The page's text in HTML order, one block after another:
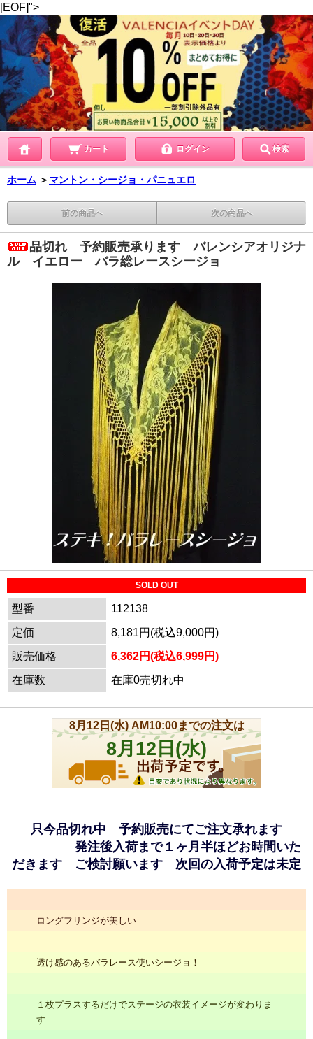
[EOF]">
カート ログイン 検索
ホーム ＞ マントン・シージョ・パニュエロ
前の商品へ 次の商品へ
品切れ 予約販売承ります バレンシアオリジナ
ル イエロー バラ総レースシージョ
SOLD OUT
型番
112138
定価
8,181円(税込9,000円)
販売価格
6,362円(税込6,999円)
在庫数
在庫0売切れ中
只今品切れ中 予約販売にてご注文承れます
発注後入荷まで１ヶ月半ほどお時間いた
だきます ご検討願います 次回の入荷予定は未定
ロングフリンジが美しい
透け感のあるバラレース使いシージョ！
１枚プラスするだけでステージの衣装イメージが変わりま
す